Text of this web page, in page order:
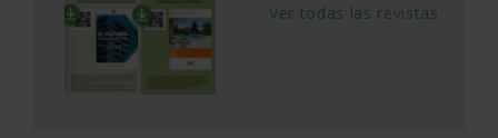
Ver todas las revistas